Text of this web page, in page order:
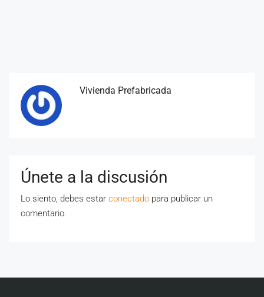
Vivienda Prefabricada
Únete a la discusión
Lo siento, debes estar conectado para publicar un
comentario.